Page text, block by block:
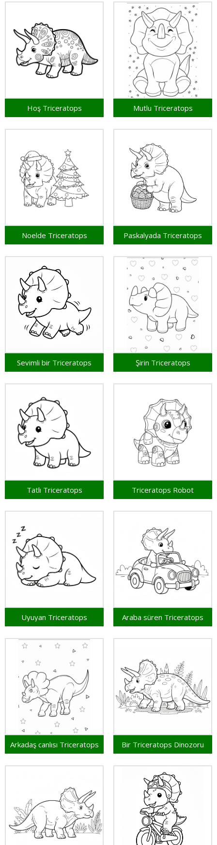
Hoş Triceratops Mutlu Triceratops
Noelde Triceratops Paskalyada Triceratops
Sevimli bir Triceratops Şirin Triceratops
Tatlı Triceratops Triceratops Robot
Uyuyan Triceratops Araba süren Triceratops
Arkadaş canlısı Triceratops Bir Triceratops Dinozoru